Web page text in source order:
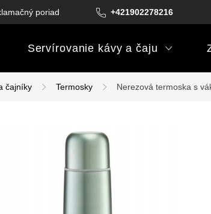
+421902278216
poriadok Podmienky darčekových
Servírovanie kávy a čaju
čajníky Termosky Nerezová termoska s